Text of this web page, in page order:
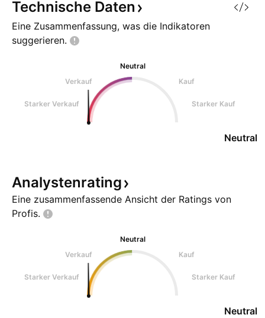
Technische Daten
Eine Zusammenfassung, was die Indikatoren
suggerieren.
Neutral
Verkauf
Kauf
Starker Verkauf Starker Kauf
Neutral
Analystenrating
Eine zusammenfassende Ansicht der Ratings von
Profis.
Neutral
Verkauf
Kauf
Starker Verkauf Starker Kauf
Neutral